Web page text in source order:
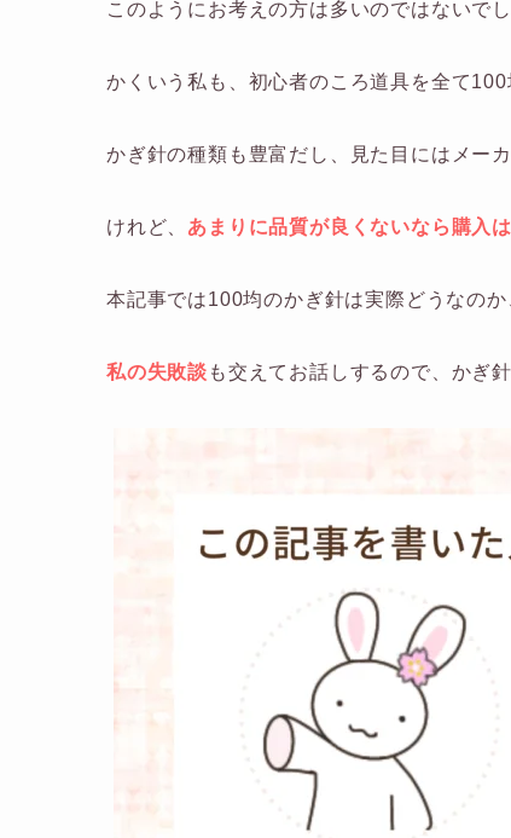
このようにお考えの方は多いのではないでし
かくいう私も、初心者のころ道具を全て100
かぎ針の種類も豊富だし、見た目にはメー
けれど、 あまりに品質が良くないなら購入
本記事では100均のかぎ針は実際どうなのか
私の失敗談 も交えてお話しするので、かぎ